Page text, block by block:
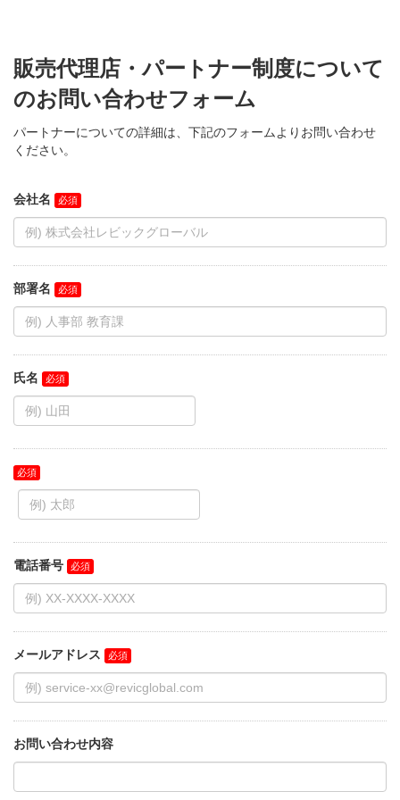
販売代理店・パートナー制度について
のお問い合わせフォーム
パートナーについての詳細は、下記のフォームよりお問い合わせ
ください。
会社名
部署名
氏名
電話番号
メールアドレス
お問い合わせ内容